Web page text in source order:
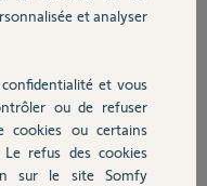
ko
discussion
et analyser
et vous
ou de refuser
cookies ou certains
refus des cookies
sur le site Somfy